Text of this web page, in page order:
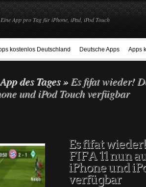
Eine App pro Tag für iPhone, iPad, iPod Touch
kostenlos Deutschland Deutsche Apps Apps
des Tages»Es fifat wieder!
und iPod Touch verfügbar
Es fifat
FIFA 11 nun
iPhone und
verfügbar